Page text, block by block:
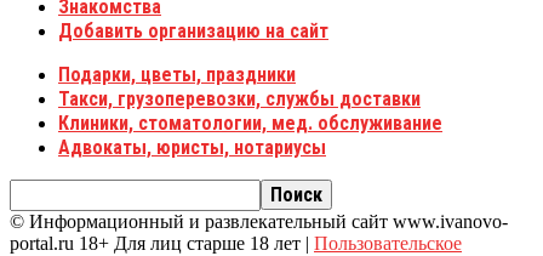
Знакомства
Добавить организацию на сайт
Подарки, цветы, праздники
Такси, грузоперевозки, службы доставки
Клиники, стоматологии, мед. обслуживание
Адвокаты, юристы, нотариусы
© Информационный и развлекательный сайт www.ivanovo-
portal.ru 18+ Для лиц старше 18 лет | Пользовательское